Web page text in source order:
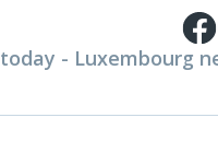
- Luxembourg